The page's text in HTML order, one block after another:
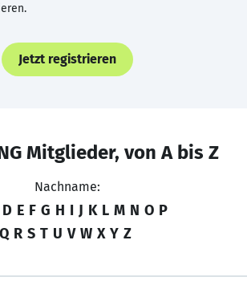
Jetzt registrieren
Mitglieder, von A bis Z
Nachname:
D E F G H I J K L M N O P
Q R S T U V W X Y Z